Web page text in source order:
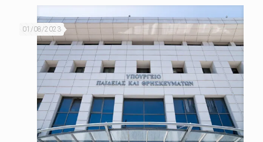
01/08/2023